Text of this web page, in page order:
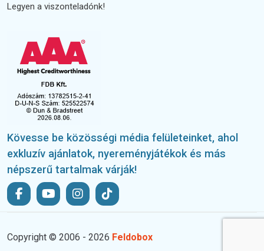
Legyen a viszonteladónk!
Kövesse be közösségi média felületeinket, ahol
exkluzív ajánlatok, nyereményjátékok és más
népszerű tartalmak várják!
Copyright © 2006 - 2026 Feldobox